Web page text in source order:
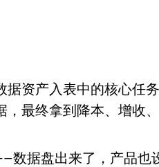
资产入表中的核心任
最终拿到降本、增收
数据盘出来了，产品也